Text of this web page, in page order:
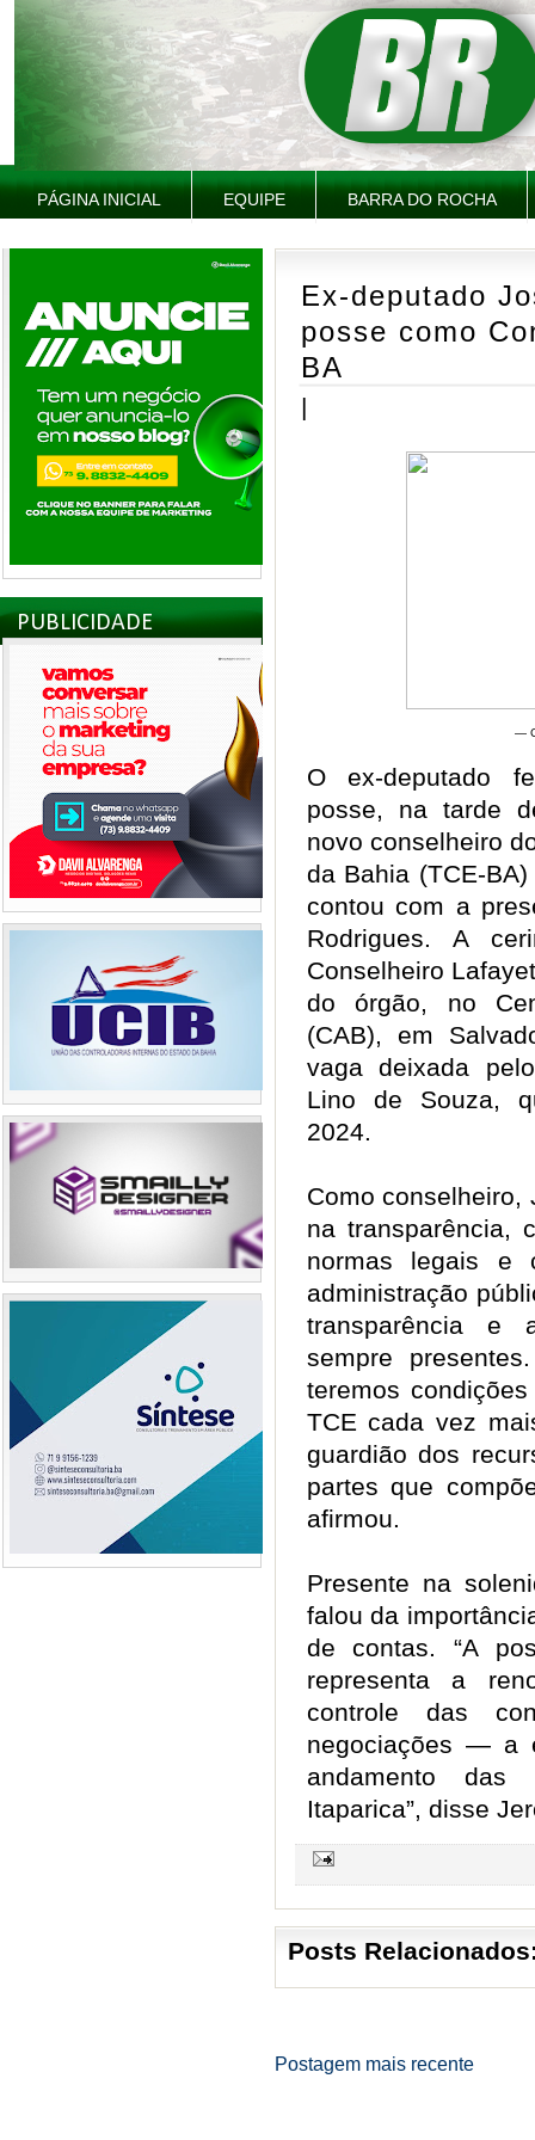
PÁGINA INICIAL EQUIPE BARRA DO ROCHA
PUBLICIDADE
Ex-deputado
posse como
BA
|
—
O ex-deputado
posse, na tarde
novo conselheiro
da Bahia (TCE-
contou com a
Rodrigues. A
Conselheiro
do órgão, no
(CAB), em
vaga deixada
Lino de Souza,
2024.
Como conselheiro,
na transparência,
normas legais e
administração
transparência e
sempre
teremos
TCE cada vez
guardião dos
partes que
afirmou.
Presente na
falou da
de contas. “A
representa a
controle das
negociações — a
andamento das
Itaparica”, disse
Posts
Postagem mais recente